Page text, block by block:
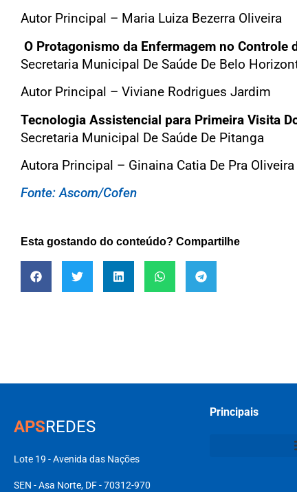
Autor Principal – Maria Luiza Bezerra Oliveira
O Protagonismo da Enfermagem no
Secretaria Municipal De Saúde De Belo
Autor Principal – Viviane Rodrigues Jardim
Tecnologia Assistencial para Primeira Visita
Secretaria Municipal De Saúde De Pitanga
Autora Principal – Ginaina Catia De Pra Oliveira
Fonte: Ascom/Cofen
Esta gostando do conteúdo? Compartilhe
APSREDES
Lote 19 - Avenida das Nações
SEN - Asa Norte, DF - 70312-970
Principais